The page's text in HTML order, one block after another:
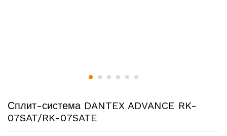
Сплит-система DANTEX ADVANCE RK-
07SAT/RK-07SATE